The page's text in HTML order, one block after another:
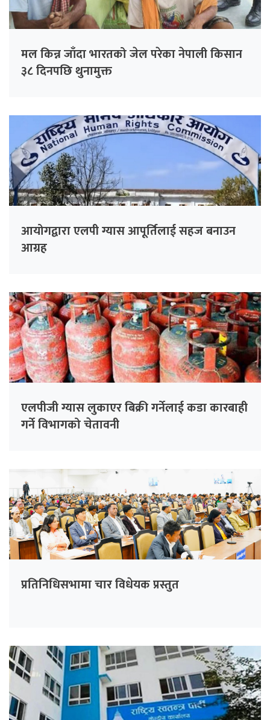
मल किन्न जाँदा भारतको जेल परेका नेपाली किसान
३८ दिनपछि थुनामुक्त
आयोगद्वारा एलपी ग्यास आपूर्तिलाई सहज बनाउन
आग्रह
एलपीजी ग्यास लुकाएर बिक्री गर्नेलाई कडा कारबाही
गर्ने विभागको चेतावनी
प्रतिनिधिसभामा चार विधेयक प्रस्तुत